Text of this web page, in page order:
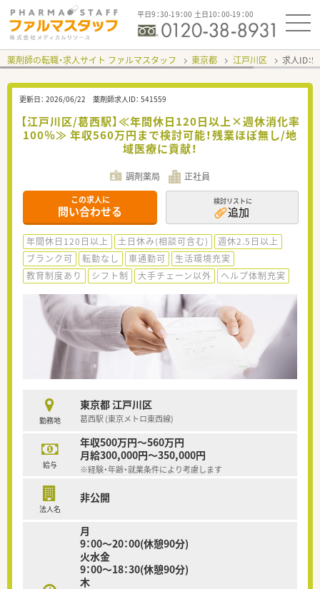
平日9：30-19：00 土日10：00-19：00
薬剤師の転職・求人サイト ファルマスタッフ 東京都 江戸川区 求人ID：
更新日： 2026/06/22 薬剤師求人ID： 541559
【江戸川区/葛西駅】≪年間休日120日以上×週休消化率
100％≫ 年収560万円まで検討可能！残業ほぼ無し/地
域医療に貢献！
調剤薬局 正社員
この求人に
問い合わせる
検討リストに
追加
年間休日120日以上 土日休み(相談可含む)
週休2.5日以上
ブランク可
転勤なし 車通勤可
生活環境充実
教育制度あり
シフト制 大手チェーン以外 ヘルプ体制充実
勤務地
東京都 江戸川区
葛西駅 (東京メトロ東西線)
給与
年収500万円～560万円
月給300,000円～350,000円
※経験・年齢・就業条件により考慮します
法人名
非公開
月
9：00～20：00(休憩90分)
火水金
9：00～18：30(休憩90分)
木